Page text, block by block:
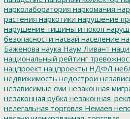
нарколаборатория наркомания
растения наркотики нарушение
нарушение тишины и покоя
безопасности насвай население
Баженова наука Наум Ливант
национальный рейтинг
нацпроект нацпроекты НДФЛ
недвижимость недострои
независимые сми незаконная
незаконная рубка
нелегальная торговля Немаев